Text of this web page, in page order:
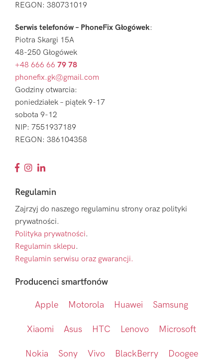
REGON: 380731019
Serwis telefonów – PhoneFix Głogówek:
Piotra Skargi 15A
48-250 Głogówek
+48 666 66 79 78
phonefix.gk@gmail.com
Godziny otwarcia:
poniedziałek – piątek 9-17
sobota 9-12
NIP: 7551937189
REGON: 386104358
Regulamin
Zajrzyj do naszego regulaminu strony oraz polityki
prywatności.
Polityka prywatności.
Regulamin sklepu.
Regulamin serwisu oraz gwarancji.
Producenci smartfonów
Apple Motorola Huawei Samsung
Xiaomi Asus HTC Lenovo Microsoft
Nokia Sony Vivo BlackBerry Doogee